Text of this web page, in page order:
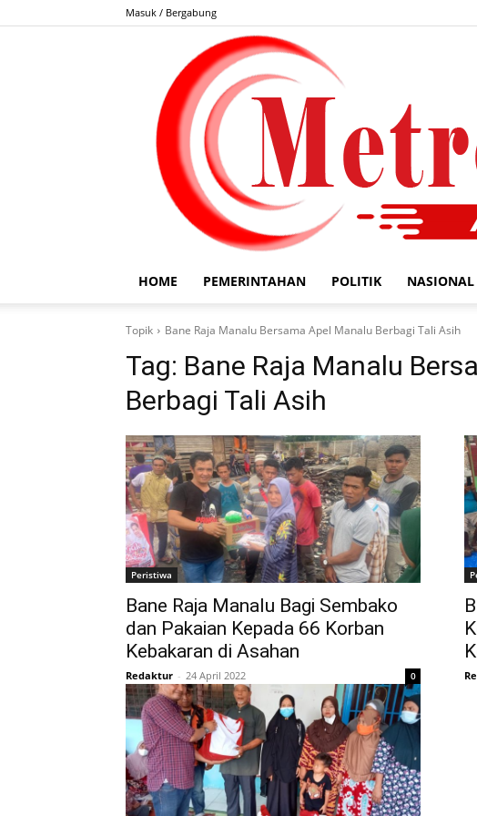
Masuk / Bergabung
HOME PEMERINTAHAN POLITIK NASIONAL
Topik Bane Raja Manalu Bersama Apel Manalu Berbagi Tali Asih
Tag: Bane Raja Manalu
Berbagi Tali Asih
Peristiwa
Bane Raja Manalu Bagi Sembako
dan Pakaian Kepada 66 Korban
Kebakaran di Asahan
Redaktur - 24 April 2022 0